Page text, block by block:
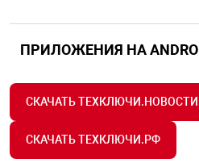
ПРИЛОЖЕНИЯ НА
СКАЧАТЬ ТЕХКЛЮЧИ.НОВОСТИ
СКАЧАТЬ ТЕХКЛЮЧИ.РФ